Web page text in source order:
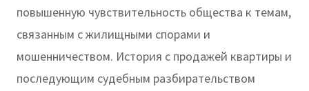
повышенную чувствительность общества к темам,
связанным с жилищными спорами и
мошенничеством. История с продажей квартиры и
последующим судебным разбирательством